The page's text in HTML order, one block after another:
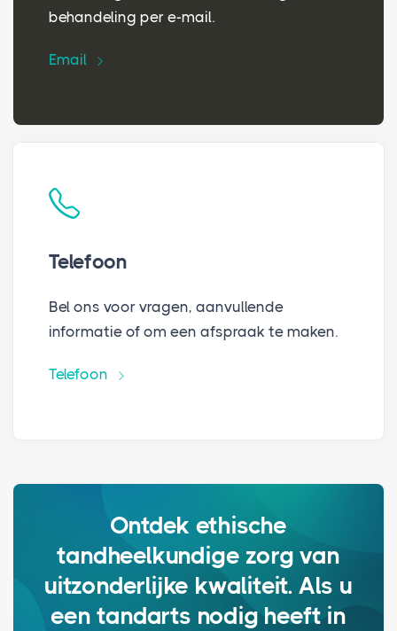
behandeling per e-mail.
Email
Telefoon
Bel ons voor vragen, aanvullende
informatie of om een afspraak te maken.
Telefoon
Ontdek ethische
tandheelkundige zorg van
uitzonderlijke kwaliteit. Als u
een tandarts nodig heeft in